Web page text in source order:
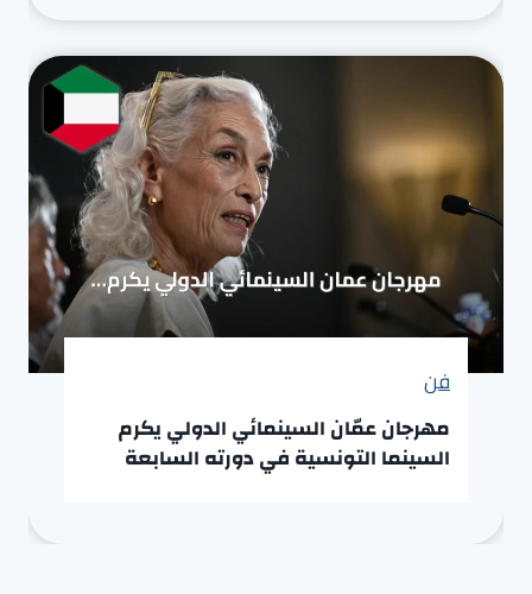
فن
مهرجان عمّان السينمائي الدولي يكرم
السينما التونسية في دورته السابعة